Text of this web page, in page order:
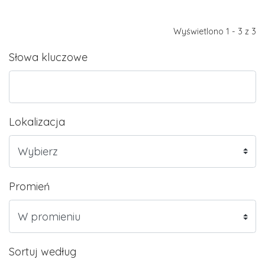
Słowa kluczowe
Lokalizacja
Promień
Sortuj według
Wyświetlono 1 - 3 z 3